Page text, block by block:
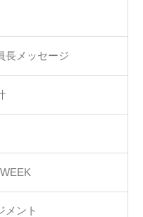
メッセージ
メント